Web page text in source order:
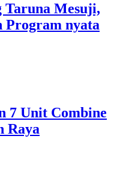
Taruna Mesuji,
Program nyata
7 Unit Combine
Raya